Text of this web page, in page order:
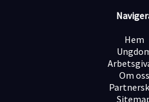
Trygg anställning i ett stabilt
Introduktion och upplärning
Möjlighet till extra arbetspass
Trevliga kollegor och ett
Hem
Om oss